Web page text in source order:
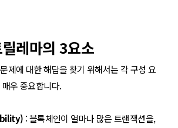
레마의 3요소
제에 대한 해답을 찾기 위해서는 각 구성 요
우 중요합니다.
: 블록체인이 얼마나 많은 트랜잭션을,